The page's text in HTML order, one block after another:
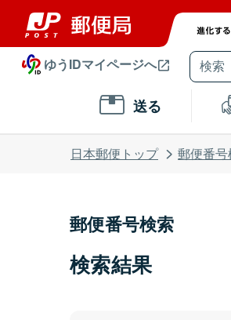
ゆうIDマイページへ
送る
日本郵便トップ 郵便番号
郵便番号検索
検索結果